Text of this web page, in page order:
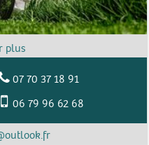
07 70 37 18 91
06 79 96 62 68